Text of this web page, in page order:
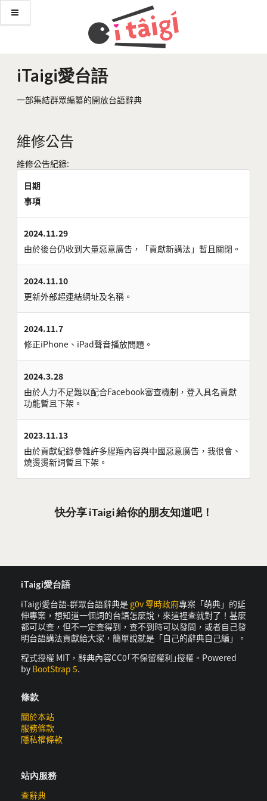
iTaigi愛台語
一部集結群眾編纂的開放台語辭典
維修公告
維修公告紀錄:
日期
事項
2024.11.29
由於後台仍收到大量惡意廣告，「貢獻新講法」暫且關閉。
2024.11.10
更新外部超連結網址及名稱。
2024.11.7
修正iPhone、iPad聲音播放問題。
2024.3.28
由於人力不足難以配合Facebook審查機制，登入具名貢獻
功能暫且下架。
2023.11.13
由於貢獻紀錄參雜許多腥羶內容與中國惡意廣告，我很會、
燒燙燙新詞暫且下架。
快分享 iTaigi 給你的朋友知道吧！
iTaigi愛台語
iTaigi愛台語-群眾台語辭典是 g0v 零時政府專案「萌典」的延
伸專案，想知道一個詞的台語怎麼說，來這裡查就對了！甚麼
都可以查，但不一定查得到，查不到時可以發問，或者自己發
明台語講法貢獻給大家，簡單說就是「自己的辭典自己編」。
程式授權 MIT，辭典內容CC0｢不保留權利｣授權。Powered
by BootStrap 5.
條款
關於本站
服務條款
隱私權條款
站內服務
查辭典